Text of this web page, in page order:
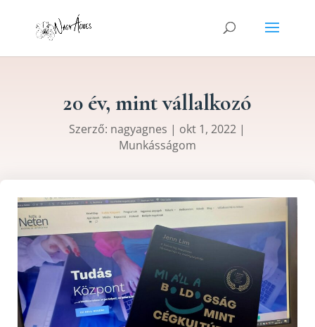
20 év, mint vállalkozó
Szerző: nagyagnes | okt 1, 2022 |
Munkásságom